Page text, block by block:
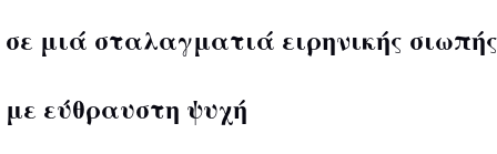
σε μιά σταλαγματιά ειρηνικής σιωπής
με εύθραυστη ψυχή